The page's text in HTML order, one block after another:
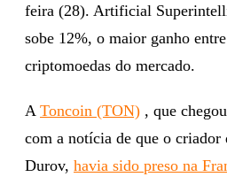
feira (28). Artificial
sobe 12%, o maior ganho
criptomoedas do mercado.
A Toncoin (TON) , que
com a notícia de que o criador
Durov, havia sido preso na